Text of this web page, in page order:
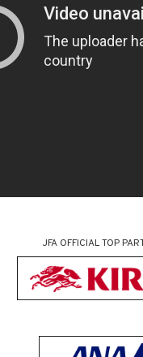
JFA OFFICIALTOP